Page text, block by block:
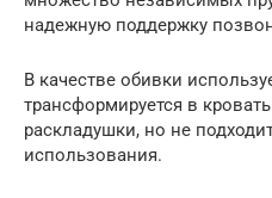
надежную поддержку
В качестве обивки
трансформируется в
раскладушки, но не
использования.